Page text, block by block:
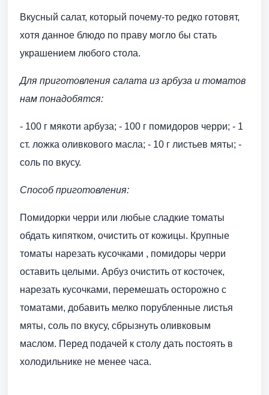
Вкусный салат, который почему-то редко готовят,
хотя данное блюдо по праву могло бы стать
украшением любого стола.
Для приготовления салата из арбуза и томатов
нам понадобятся:
- 100 г мякоти арбуза; - 100 г помидоров черри; - 1
ст. ложка оливкового масла; - 10 г листьев мяты; -
соль по вкусу.
Способ приготовления:
Помидорки черри или любые сладкие томаты
обдать кипятком, очистить от кожицы. Крупные
томаты нарезать кусочками , помидоры черри
оставить целыми. Арбуз очистить от косточек,
нарезать кусочками, перемешать осторожно с
томатами, добавить мелко порубленные листья
мяты, соль по вкусу, сбрызнуть оливковым
маслом. Перед подачей к столу дать постоять в
холодильнике не менее часа.